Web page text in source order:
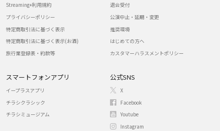
Streaming+利用規約
プライバシーポリシー
特定商取引法に基づく表示
特定商取引法に基づく表示(お酒)
旅行業登録表・約款等
退会受付
公演中止・延期・変更
推奨環境
はじめての方へ
カスタマーハラスメントポリシー
スマートフォンアプリ
イープラスアプリ
チラシクラシック
チラシミュージアム
公式SNS
X
Facebook
Youtube
Instagram